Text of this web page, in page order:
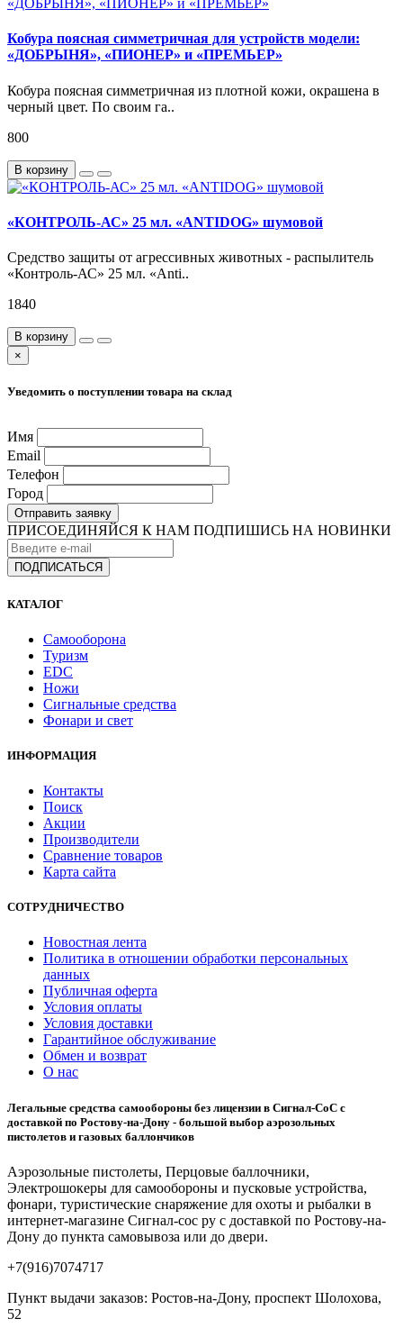
Кобура поясная симметричная для устройств модели:
«ДОБРЫНЯ», «ПИОНЕР» и «ПРЕМЬЕР»
Кобура поясная симметричная из плотной кожи, окрашена в
черный цвет. По своим га..
800
В корзину
«КОНТРОЛЬ-АС» 25 мл. «ANTIDOG» шумовой
Средство защиты от агрессивных животных - распылитель
«Контроль-АС» 25 мл. «Anti..
1840
В корзину
×
Уведомить о поступлении товара на склад
Имя
Email
Телефон
Город
Отправить заявку
ПРИСОЕДИНЯЙСЯ К НАМ ПОДПИШИСЬ НА НОВИНКИ
КАТАЛОГ
Самооборона
Туризм
EDC
Ножи
Сигнальные средства
Фонари и свет
ИНФОРМАЦИЯ
Контакты
Поиск
Акции
Производители
Сравнение товаров
Карта сайта
СОТРУДНИЧЕСТВО
Новостная лента
Политика в отношении обработки персональных
данных
Публичная оферта
Условия оплаты
Условия доставки
Гарантийное обслуживание
Обмен и возврат
О нас
Легальные средства самообороны без лицензии в Сигнал-СоС с
доставкой по Ростову-на-Дону - большой выбор аэрозольных
пистолетов и газовых баллончиков
Аэрозольные пистолеты, Перцовые баллочники,
Электрошокеры для самообороны и пусковые устройства,
фонари, туристические снаряжение для охоты и рыбалки в
интернет-магазине Сигнал-сос ру с доставкой по Ростову-на-
Дону до пункта самовывоза или до двери.
+7(916)7074717
Пункт выдачи заказов: Ростов-на-Дону, проспект Шолохова,
52